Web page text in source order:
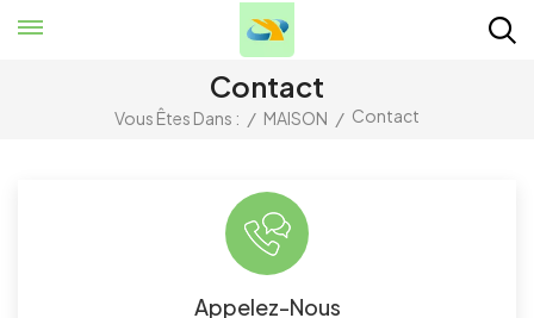
Contact
Vous Êtes Dans : / MAISON / Contact
Appelez-Nous